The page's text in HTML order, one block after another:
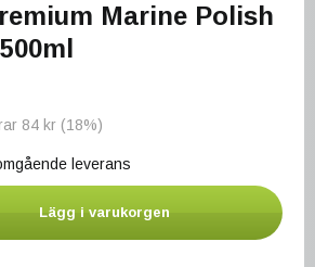
Marine Polish
84 kr (18%)
leverans
Lägg i varukorgen